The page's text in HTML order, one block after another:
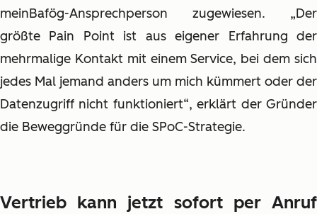
meinBafög-Ansprechperson zugewiesen. „Der
größte Pain Point ist aus eigener Erfahrung der
mehrmalige Kontakt mit einem Service, bei dem sich
jedes Mal jemand anders um mich kümmert oder der
Datenzugriff nicht funktioniert“, erklärt der Gründer
die Beweggründe für die SPoC-Strategie.
Vertrieb kann jetzt sofort per Anruf